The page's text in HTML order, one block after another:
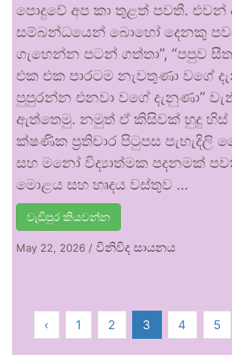
පොදුවේ අප කා තුළත් පවතී. එවන්
සම්බන්ධයෙන් බොහෝ දෙනකු
ගැහෙන්න පටන් ගත්තා”, “පපුව
එක එක පාරටම නැවතුණා වගේ
පුපුරන්න එනවා වගේ දැනුණා” වැනි
ඇත්තෙමු. නමුත් ඒ කිසිවක් හුදු
ක්ෂණික ප්‍රතිචාර පිටුපස පැහැදිලි
සහ මනෝ විද්‍යාත්මක පදනමක්
මොළය සහ හෘදය වස්තුව …
වැඩිපුර කියවන්න
May 22, 2026 / විනිවිද සායනය
‹ 1 2 3 4 5